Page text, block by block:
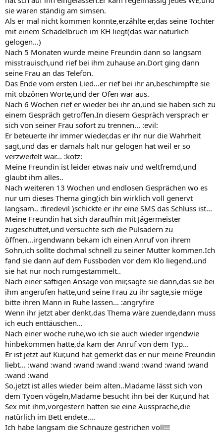
sie waren ständig am simsen.
Als er mal nicht kommen konnte,erzählte er,das seine Tochter
mit einem Schädelbruch im KH liegt(das war natürlich
gelogen...)
Nach 5 Monaten wurde meine Freundin dann so langsam
misstrauisch,und rief bei ihm zuhause an.Dort ging dann
seine Frau an das Telefon.
Das Ende vom ersten Lied...er rief bei ihr an,beschimpfte sie
mit obzönen Worte,und der Ofen war aus.
Nach 6 Wochen rief er wieder bei ihr an,und sie haben sich zu
einem Gespräch getroffen.In diesem Gespräch versprach er
sich von seiner Frau sofort zu trennen... :evil:
Er beteuerte ihr immer wieder,das er ihr nur die Wahrheit
sagt,und das er damals halt nur gelogen hat weil er so
verzweifelt war... :kotz:
Meine Freundin ist leider etwas naiv und weltfremd,und
glaubt ihm alles..
Nach weiteren 13 Wochen und endlosen Gesprächen wo es
nur um dieses Thema ging(ich bin wirklich voll genervt
langsam.. :firedevil )schickte er ihr eine SMS das Schluss ist...
Meine Freundin hat sich daraufhin mit Jägermeister
zugeschüttet,und versuchte sich die Pulsadern zu
öffnen...irgendwann bekam ich einen Anruf von ihrem
Sohn,ich sollte dochmal schnell zu seiner Mutter kommen.Ich
fand sie dann auf dem Fussboden vor dem Klo liegend,und
sie hat nur noch rumgestammelt..
Nach einer saftigen Ansage von mir,sagte sie dann,das sie bei
ihm angerufen hatte,und seine Frau zu ihr sagte,sie möge
bitte ihren Mann in Ruhe lassen... :angryfire
Wenn ihr jetzt aber denkt,das Thema wäre zuende,dann muss
ich euch enttäuschen...
Nach einer woche ruhe,wo ich sie auch wieder irgendwie
hinbekommen hatte,da kam der Anruf von dem Typ...
Er ist jetzt auf Kur,und hat gemerkt das er nur meine Freundin
liebt... :wand :wand :wand :wand :wand :wand :wand :wand
:wand :wand
So,jetzt ist alles wieder beim alten..Madame lässt sich von
dem Tyoen vögeln,Madame besucht ihn bei der Kur,und hat
Sex mit ihm,vorgestern hatten sie eine Aussprache,die
natürlich im Bett endete....
Ich habe langsam die Schnauze gestrichen voll!!!